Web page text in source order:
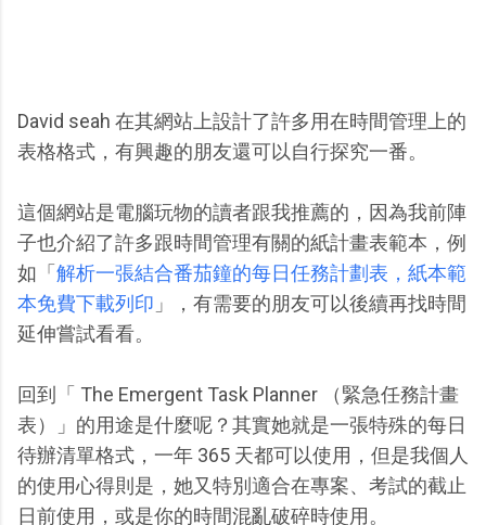
David seah 在其網站上設計了許多用在時間管理上的
表格格式，有興趣的朋友還可以自行探究一番。
這個網站是電腦玩物的讀者跟我推薦的，因為我前陣
子也介紹了許多跟時間管理有關的紙計畫表範本，例
如「 解析一張結合番茄鐘的每日任務計劃表，紙本範
本免費下載列印 」，有需要的朋友可以後續再找時間
延伸嘗試看看。
回到「 The Emergent Task Planner （緊急任務計畫
表）」的用途是什麼呢？其實她就是一張特殊的每日
待辦清單格式，一年 365 天都可以使用，但是我個人
的使用心得則是，她又特別適合在專案、考試的截止
日前使用，或是你的時間混亂破碎時使用。